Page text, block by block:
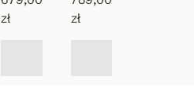
zmyw
zł
Vintag
zł